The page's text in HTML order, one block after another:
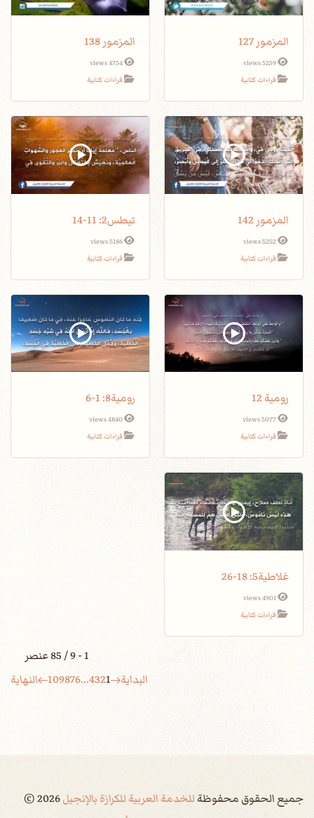
المزمور 127
5259 views
قراءات كتابية
المزمور 138
4754 views
قراءات كتابية
المزمور 142
5252 views
قراءات كتابية
تيطس2: 11-14
5186 views
قراءات كتابية
رومية 12
5077 views
قراءات كتابية
رومية8: 1-6
4840 views
قراءات كتابية
غلاطية5: 18-26
4901 views
قراءات كتابية
1 - 9 / 85 عنصر
البداية
1
2
3
4
...
6
7
8
9
10 النهاية
جميع الحقوق محفوظةللخدمة العربية للكرازة بالإنجيل ©2026